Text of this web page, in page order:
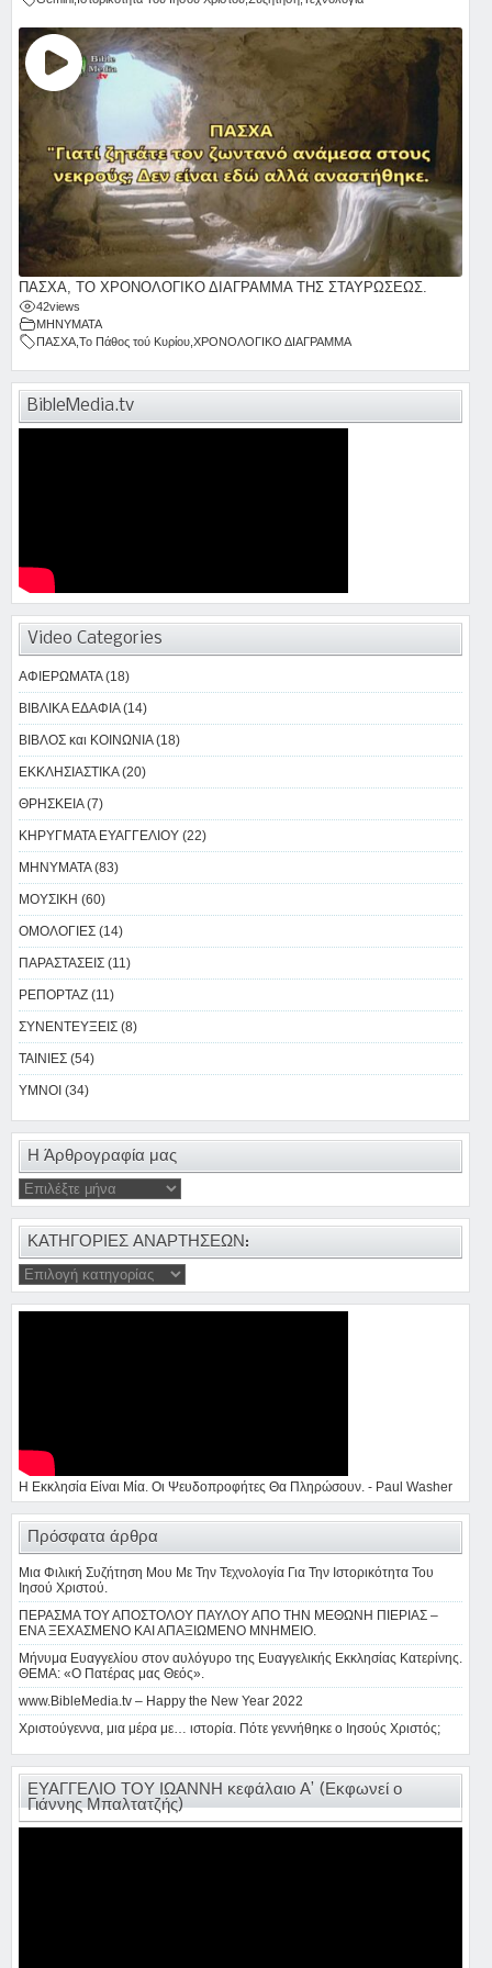
ΠΑΣΧΑ, ΤΟ ΧΡΟΝΟΛΟΓΙΚΟ ΔΙΑΓΡΑΜΜΑ ΤΗΣ ΣΤΑΥΡΩΣΕΩΣ.
42views
ΜΗΝΥΜΑΤΑ
ΠΑΣΧΑ Το Πάθος τού Κυρίου ΧΡΟΝΟΛΟΓΙΚΟ ΔΙΑΓΡΑΜΜΑ
BibleMedia.tv
Video Categories
ΑΦΙΕΡΩΜΑΤΑ (18)
ΒΙΒΛΙΚΑ ΕΔΑΦΙΑ (14)
ΒΙΒΛΟΣ και ΚΟΙΝΩΝΙΑ (18)
ΕΚΚΛΗΣΙΑΣΤΙΚΑ (20)
ΘΡΗΣΚΕΙΑ (7)
ΚΗΡΥΓΜΑΤΑ ΕΥΑΓΓΕΛΙΟΥ (22)
ΜΗΝΥΜΑΤΑ (83)
ΜΟΥΣΙΚΗ (60)
ΟΜΟΛΟΓΙΕΣ (14)
ΠΑΡΑΣΤΑΣΕΙΣ (11)
ΡΕΠΟΡΤΑΖ (11)
ΣΥΝΕΝΤΕΥΞΕΙΣ (8)
ΤΑΙΝΙΕΣ (54)
ΥΜΝΟΙ (34)
Η Άρθρογραφία μας
ΚΑΤΗΓΟΡΙΕΣ ΑΝΑΡΤΗΣΕΩΝ:
Η Εκκλησία Είναι Μία. Οι Ψευδοπροφήτες Θα Πληρώσουν. - Paul Washer
Πρόσφατα άρθρα
Μια Φιλική Συζήτηση Μου Με Την Τεχνολογία Για Την Ιστορικότητα Του
Ιησού Χριστού.
ΠΕΡΑΣΜΑ ΤΟΥ ΑΠΟΣΤΟΛΟΥ ΠΑΥΛΟΥ ΑΠΟ ΤΗΝ ΜΕΘΩΝΗ ΠΙΕΡΙΑΣ –
ΕΝΑ ΞΕΧΑΣΜΕΝΟ ΚΑΙ ΑΠΑΞΙΩΜΕΝΟ ΜΝΗΜΕΙΟ.
Μήνυμα Ευαγγελίου στον αυλόγυρο της Ευαγγελικής Εκκλησίας Κατερίνης.
ΘΕΜΑ: «Ο Πατέρας μας Θεός».
www.BibleMedia.tv – Happy the New Year 2022
Χριστούγεννα, μια μέρα με… ιστορία. Πότε γεννήθηκε ο Ιησούς Χριστός;
ΕΥΑΓΓΕΛΙΟ ΤΟΥ ΙΩΑΝΝΗ κεφάλαιο Α’ (Εκφωνεί ο
Γιάννης Μπαλτατζής)